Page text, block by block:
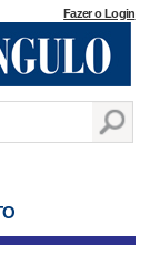
Fazer o Login